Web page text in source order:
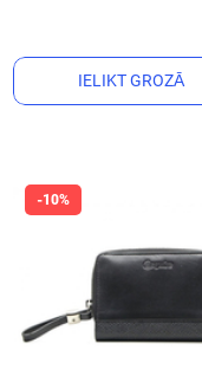
IELIKT GROZĀ